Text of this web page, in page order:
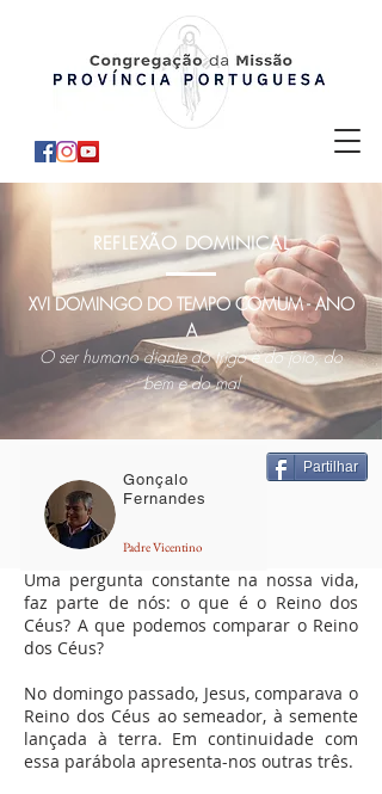
REFLEXÃO DOMINICAL
XVI DOMINGO DO TEMPO COMUM - ANO
A
O ser humano diante do trigo e do joio, do
bem e do mal
Gonçalo
Fernandes
Padre Vicentino
Partilhar
Uma pergunta constante na nossa vida,
faz parte de nós: o que é o Reino dos
Céus? A que podemos comparar o Reino
dos Céus?
No domingo passado, Jesus, comparava o
Reino dos Céus ao semeador, à semente
lançada à terra. Em continuidade com
essa parábola apresenta-nos outras três.